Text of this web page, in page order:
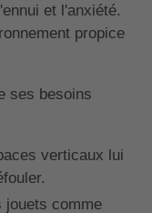
et l'anxiété.
propice
ses besoins
verticaux lui
comme